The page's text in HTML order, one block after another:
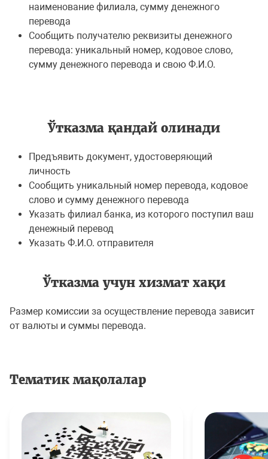
наименование филиала, сумму денежного
перевода
Сообщить получателю реквизиты денежного
перевода: уникальный номер, кодовое слово,
сумму денежного перевода и свою Ф.И.О.
Ўтказма қандай олинади
Предъявить документ, удостоверяющий
личность
Сообщить уникальный номер перевода, кодовое
слово и сумму денежного перевода
Указать филиал банка, из которого поступил ваш
денежный перевод
Указать Ф.И.О. отправителя
Ўтказма учун хизмат хақи
Размер комиссии за осуществление перевода зависит
от валюты и суммы перевода.
Тематик мақолалар